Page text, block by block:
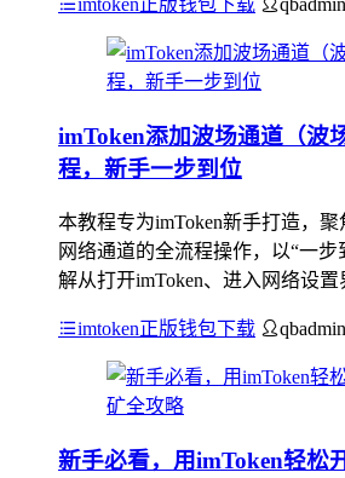
imtoken正版钱包下载 qbadmin
imToken添加波场通道（波
程，新手一步到位
本教程专为imToken新手打造，聚
网络通道的全流程操作，以“一
解从打开imToken、进入网络设
imtoken正版钱包下载 qbadmin
新手必看，用imToken轻松